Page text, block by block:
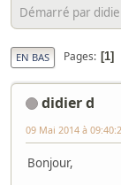
Démarré par
EN BAS Pages 1
didier d
09 Mai 2014 à
Bonjour,